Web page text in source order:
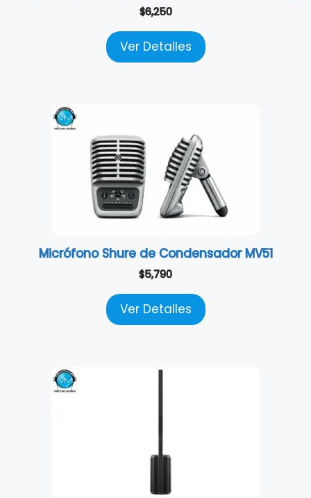
$6,250
Ver Detalles
Micrófono Shure de Condensador MV51
$5,790
Ver Detalles